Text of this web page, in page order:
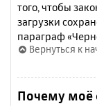
того, чтобы
загрузки
параграф
Вернуться к
Почему моё